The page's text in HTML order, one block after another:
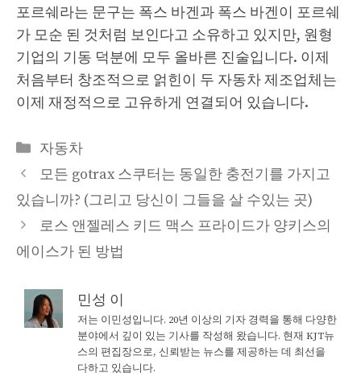
포르쉐라는 문구는 폭스 바겐과 폭스 바겐이 포르쉐
가 모순 된 것처럼 보인다고 소유하고 있지만, 원형
기업의 기동 덕분에 모두 올바른 진술입니다. 이제
처음부터 창조적으로 얽힌이 두 자동차 제조업체는
이제 재정적으로 고유하게 연결되어 있습니다.
Categories
자동차
모든 gotrax 스쿠터는 동일한 충전기를 가지고
있습니까? (그리고 당신이 그들을 살 수있는 곳)
로스 앤젤레스 키드 맥스 프라이드가 양키스의
에이스가 된 방법
민성 이
저는 이민성입니다. 20년 이상의 기자 경력을 통해 다양한
분야에서 깊이 있는 기사를 작성해 왔습니다. 현재 KJT뉴
스의 편집장으로, 신뢰받는 뉴스를 제공하는 데 최선을
다하고 있습니다.